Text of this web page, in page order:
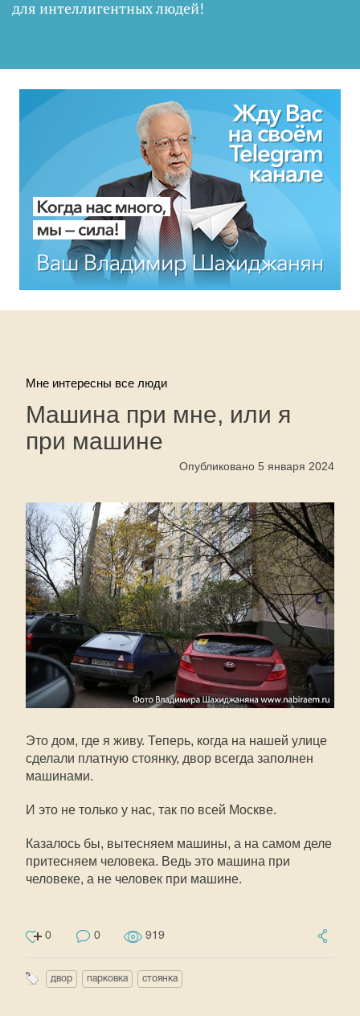
для интеллигентных людей!
Мне интересны все люди
Машина при мне, или я
при машине
Опубликовано 5 января 2024
Это дом, где я живу. Теперь, когда на нашей улице
сделали платную стоянку, двор всегда заполнен
машинами.
И это не только у нас, так по всей Москве.
Казалось бы, вытесняем машины, а на самом деле
притесняем человека. Ведь это машина при
человеке, а не человек при машине.
0 0 919
двор парковка стоянка